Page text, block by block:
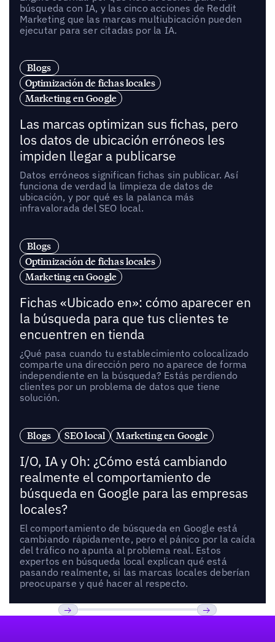
búsqueda con IA, y las cinco acciones de Reddit
Marketing que las marcas multiubicación pueden
ejecutar para ser citadas por la IA.
Blogs
Optimización de fichas locales
Marketing en Google
Las marcas optimizan sus fichas, pero
los datos de ubicación erróneos les
impiden llegar a publicarse
Datos erróneos significan fichas sin publicar. Así
funciona de verdad la limpieza de datos de
ubicación, y por qué es la palanca más
infravalorada del SEO local.
Blogs
Optimización de fichas locales
Marketing en Google
Fichas «Ubicado en»: cómo aparecer en
la búsqueda para que tus clientes te
encuentren en tienda
¿Qué pasa cuando tu establecimiento colocalizado
comparte una dirección pero no aparece de forma
independiente en la búsqueda? Estás perdiendo
clientes por un problema de datos que tiene
solución.
Blogs SEO local Marketing en Google
I/O, IA y Oh: ¿Cómo está cambiando
realmente el comportamiento de
búsqueda en Google para las empresas
locales?
El comportamiento de búsqueda en Google está
cambiando rápidamente, pero el pánico por la caída
del tráfico no apunta al problema real. Estos
expertos en búsqueda local explican qué está
pasando realmente, si las marcas locales deberían
preocuparse y qué hacer al respecto.